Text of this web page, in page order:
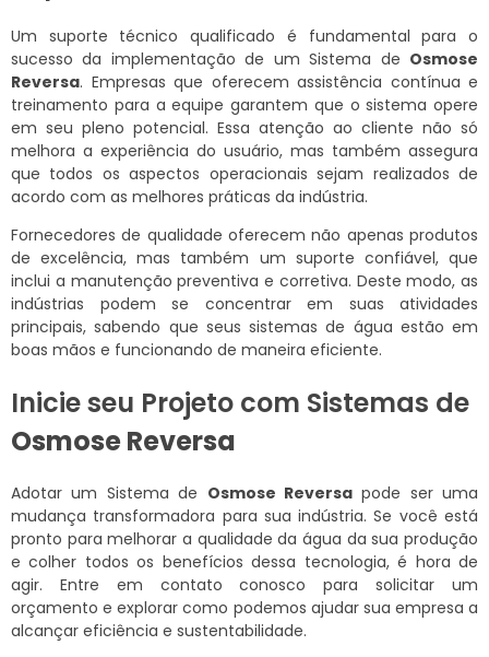
Um suporte técnico qualificado é fundamental para o
sucesso da implementação de um Sistema de Osmose
Reversa. Empresas que oferecem assistência contínua e
treinamento para a equipe garantem que o sistema opere
em seu pleno potencial. Essa atenção ao cliente não só
melhora a experiência do usuário, mas também assegura
que todos os aspectos operacionais sejam realizados de
acordo com as melhores práticas da indústria.
Fornecedores de qualidade oferecem não apenas produtos
de excelência, mas também um suporte confiável, que
inclui a manutenção preventiva e corretiva. Deste modo, as
indústrias podem se concentrar em suas atividades
principais, sabendo que seus sistemas de água estão em
boas mãos e funcionando de maneira eficiente.
Inicie seu Projeto com Sistemas de
Osmose Reversa
Adotar um Sistema de Osmose Reversapode ser uma
mudança transformadora para sua indústria. Se você está
pronto para melhorar a qualidade da água da sua produção
e colher todos os benefícios dessa tecnologia, é hora de
agir. Entre em contato conosco para solicitar um
orçamento e explorar como podemos ajudar sua empresa a
alcançar eficiência e sustentabilidade.